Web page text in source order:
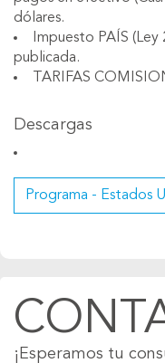
dólares.
Impuesto PAÍS
publicada.
TARIFAS
Descargas
Programa - Estados
¡Esperamos tu